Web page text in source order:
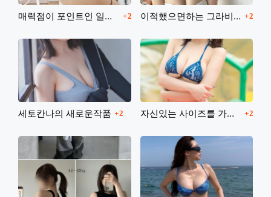
매력점이 포인트인 일본처자 댓글
2 이적했으면하는 그라비아아이돌 댓글
2
세토칸나의 새로운작품 댓글
2 자신있는 사이즈를 가진 일본처자들 댓글
2